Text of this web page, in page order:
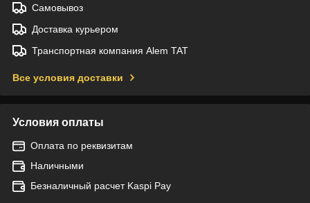
Самовывоз
Доставка курьером
Транспортная компания Alem TAT
Все условия доставки
Условия оплаты
Оплата по реквизитам
Наличными
Безналичный расчет Kaspi Pay